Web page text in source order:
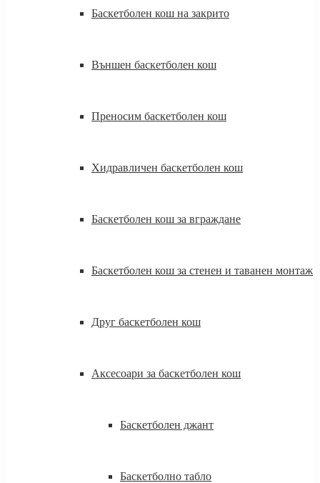
Баскетболен кош на закрито
Външен баскетболен кош
Преносим баскетболен кош
Хидравличен баскетболен кош
Баскетболен кош за вграждане
Баскетболен кош за стенен и таванен монтаж
Друг баскетболен кош
Аксесоари за баскетболен кош
Баскетболен джант
Баскетболно табло